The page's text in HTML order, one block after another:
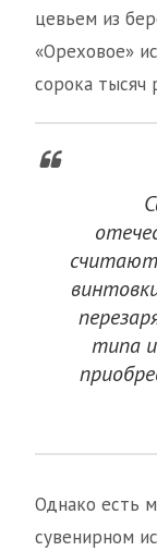
цевьем из
«Ореховое»
сорока тысяч
типа
Однако есть
сувенирном